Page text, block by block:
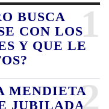
1
BUSCA
CON LOS
Y QUE LE
2
MENDIETA
JUBILADA,